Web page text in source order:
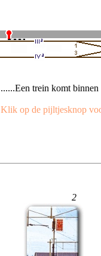
......Een trein komt
Klik op de pijltjesknop
2